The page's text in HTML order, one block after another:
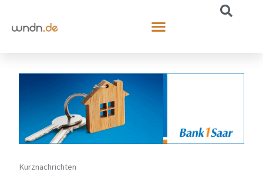
Kurznachrichten